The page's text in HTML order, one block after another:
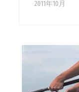
2011年10月